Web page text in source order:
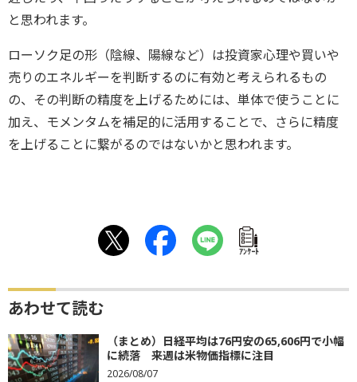
と思われます。
ローソク足の形（陰線、陽線など）は投資家心理や買いや
売りのエネルギーを判断するのに有効と考えられるもの
の、その判断の精度を上げるためには、単体で使うことに
加え、モメンタムを補足的に活用することで、さらに精度
を上げることに繋がるのではないかと思われます。
ｱﾝｹｰﾄ
あわせて読む
（まとめ）日経平均は76円安の65,606円で小幅
に続落 来週は米物価指標に注目
2026/08/07